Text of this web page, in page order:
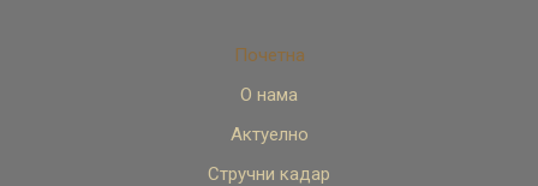
Почетна
О нама
Актуелно
Стручни кадар